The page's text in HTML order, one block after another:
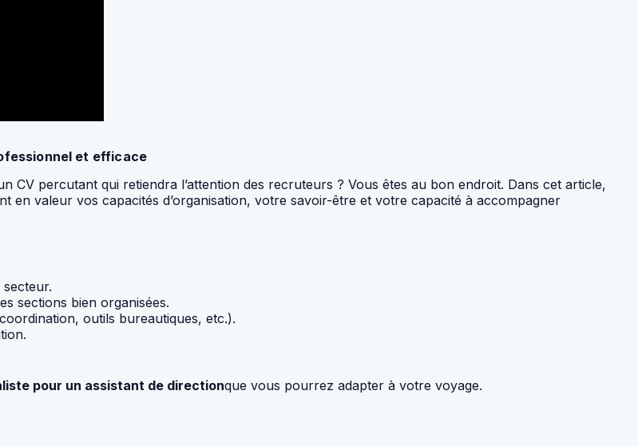
et efficace
CV percutant qui retiendra l’attention des recruteurs ? Vous êtes au bon endroit. Dans cet article,
valeur vos capacités d’organisation, votre savoir-être et votre capacité à accompagner
sections bien organisées.
outils bureautiques, etc.).
pour un assistant de directionque vous pourrez adapter à votre voyage.